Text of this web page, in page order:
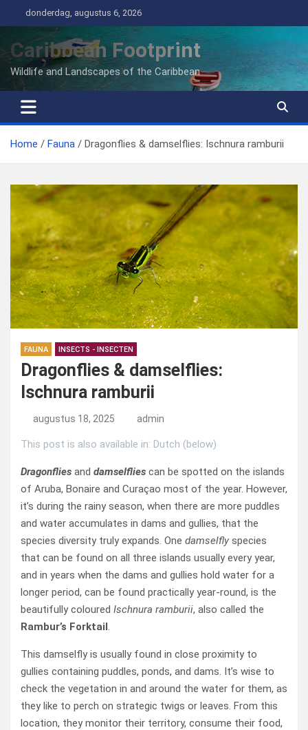
naar
inhoud
donderdag, augustus 6, 2026
Caribbean Footprint
Wildlife and Landscapes of the Caribbean
Home Fauna Dragonflies & damselflies: Ischnura ramburii
FAUNA INSECTS - INSECTEN
Dragonflies & damselflies:
Ischnura ramburii
augustus 18, 2025 admin
This post is also available in: Dutch (below)
Dragonflies and damselflies can be spotted on the islands
of Aruba, Bonaire and Curaçao most of the year. However,
it’s during the rainy season, when there are more puddles
and water accumulates in dams and gullies, that the
species diversity truly expands. One damselfly species
that can be found on all three islands usually every year,
and in years when the dams and gullies hold water for a
longer period, can be found practically year-round, is the
beautifully coloured Ischnura ramburii, also called the
Rambur’s Forktail.
This damselfly is usually found in close proximity to
gullies containing puddles, ponds, and dams. It’s wise to
check the vegetation in and around the water for them, as
they like to perch on strategic twigs or leaves. From this
location, they monitor their territory, consume their food,